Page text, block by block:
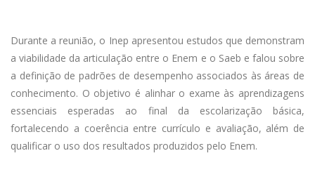
Durante a reunião, o Inep apresentou estudos que demonstram
a viabilidade da articulação entre o Enem e o Saeb e falou sobre
a definição de padrões de desempenho associados às áreas de
conhecimento. O objetivo é alinhar o exame às aprendizagens
essenciais esperadas ao final da escolarização básica,
fortalecendo a coerência entre currículo e avaliação, além de
qualificar o uso dos resultados produzidos pelo Enem.